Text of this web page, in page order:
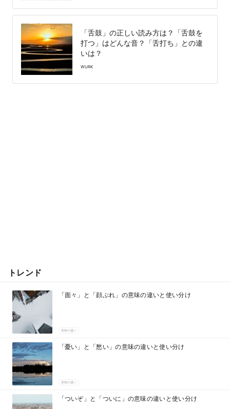
「舌鼓」の正しい読み方は？「舌鼓を
打つ」はどんな音？「舌打ち」との違
いは？
WURK
トレンド
「面々」と「顔ぶれ」の意味の違いと使い分け
意味の違い
「憂い」と「愁い」の意味の違いと使い分け
意味の違い
「ついぞ」と「ついに」の意味の違いと使い分け